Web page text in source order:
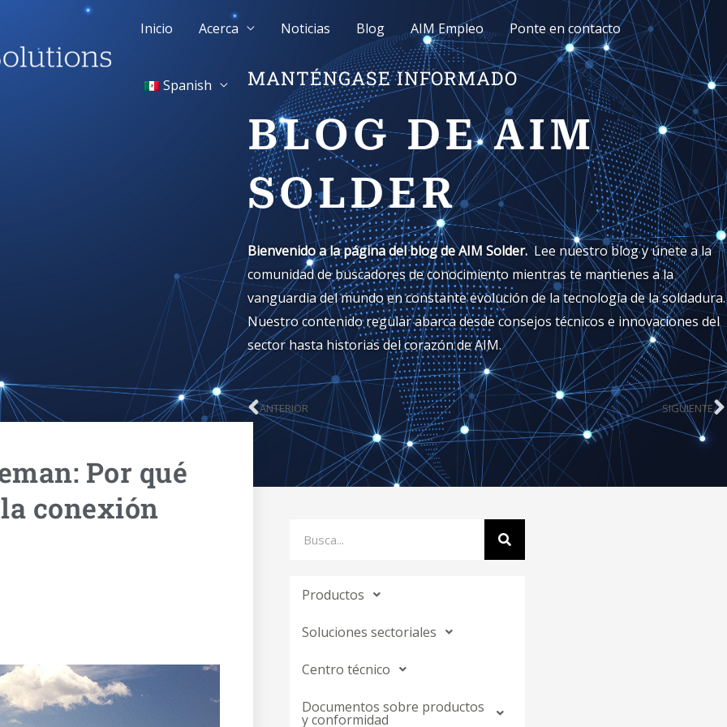
Inicio Acerca Noticias Blog AIM Empleo Ponte en contacto
Spanish MANTÉNGASE INFORMADO
BLOG DE AIM
SOLDER
Bienvenido a la página del blog de AIM Solder.Lee nuestro blog y únete a la
comunidad de buscadores de conocimiento mientras te mantienes a la
vanguardia del mundo en constante evolución de la tecnología de la soldadura.
Nuestro contenido regular abarca desde consejos técnicos e innovaciones del
sector hasta historias del corazón de AIM.
Previo
ANTERIOR SIGUIENTE
Por qué
conexión
Productos
Soluciones sectoriales
Centro técnico
Documentos sobre productos
y conformidad